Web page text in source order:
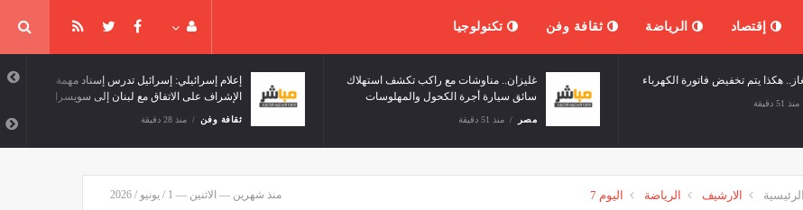
إقتصاد الرياضة ثقافة وفن تكنولوجيا
إعلام إسرائيلي: إسرائيل تدرس إسناد مهمة
الإشراف على الاتفاق مع لبنان إلى سويسرا
ثقافة وفن منذ 28 دقيقة
غليزان.. مناوشات مع راكب تكشف استهلاك
سائق سيارة أجرة الكحول والمهلوسات
مصر منذ 51 دقيقة
منذ 51 دقيقة
الرئيسية الارشيف الرياضة اليوم 7 منذ شهرين — الاثنين — 1 / يونيو / 2026